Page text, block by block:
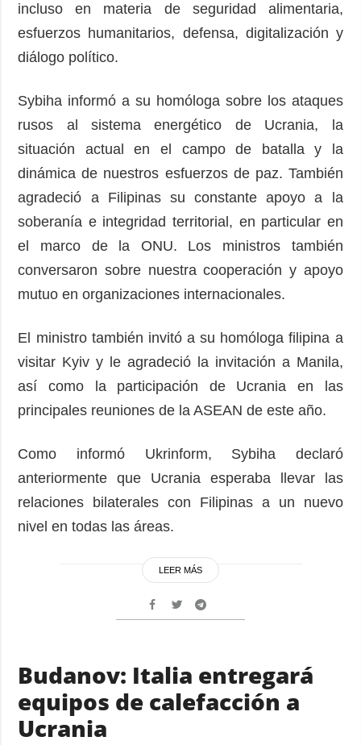
incluso en materia de seguridad alimentaria,
esfuerzos humanitarios, defensa, digitalización y
diálogo político.
Sybiha informó a su homóloga sobre los ataques
rusos al sistema energético de Ucrania, la
situación actual en el campo de batalla y la
dinámica de nuestros esfuerzos de paz. También
agradeció a Filipinas su constante apoyo a la
soberanía e integridad territorial, en particular en
el marco de la ONU. Los ministros también
conversaron sobre nuestra cooperación y apoyo
mutuo en organizaciones internacionales.
El ministro también invitó a su homóloga filipina a
visitar Kyiv y le agradeció la invitación a Manila,
así como la participación de Ucrania en las
principales reuniones de la ASEAN de este año.
Como informó Ukrinform, Sybiha declaró
anteriormente que Ucrania esperaba llevar las
relaciones bilaterales con Filipinas a un nuevo
nivel en todas las áreas.
LEER MÁS
Budanov: Italia entregará
equipos de calefacción a
Ucrania